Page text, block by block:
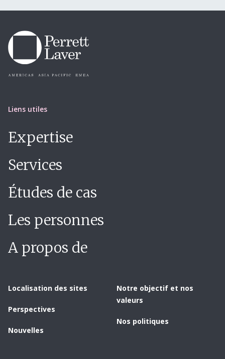
Liens utiles
Expertise
Services
Études de cas
Les personnes
A propos de
Localisation des sites
Perspectives
Nouvelles
Notre objectif et nos
valeurs
Nos politiques